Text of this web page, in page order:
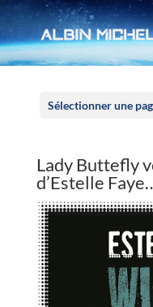
Sélectionner une
Lady Buttefly
d’Estelle
Panneau de gestion des